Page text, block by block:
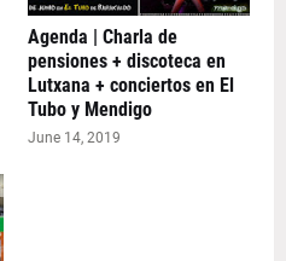
Agenda | Charla de
pensiones + discoteca en
Lutxana + conciertos en El
Tubo y Mendigo
June 14, 2019